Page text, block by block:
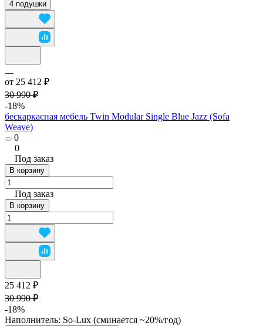
4 подушки
от 25 412 ₽
30 990 ₽
-18%
бескаркасная мебель Twin Modular Single Blue Jazz (Sofa
Weave)
0
0
Под заказ
В корзину
Под заказ
В корзину
25 412 ₽
30 990 ₽
-18%
Наполнитель: So-Lux (cминается ~20%/год)